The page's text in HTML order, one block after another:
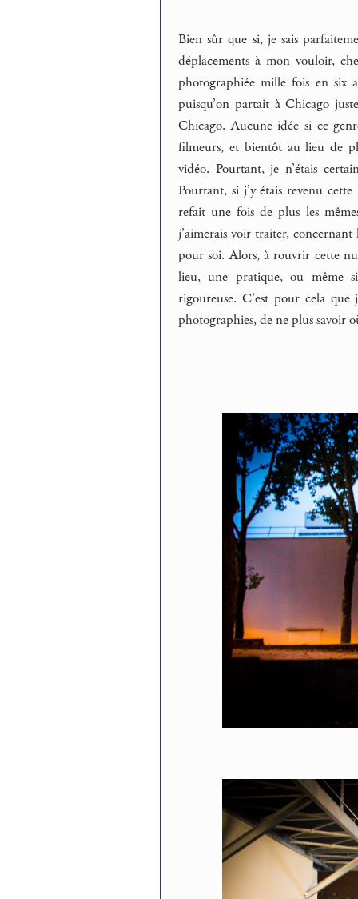
Bien sûr que si, je sais
déplacements à mon vouloir,
photographiée mille fois en six
puisqu’on partait à Chicago
Chicago. Aucune idée si ce
filmeurs, et bientôt au lieu de
vidéo. Pourtant, je n’étais
Pourtant, si j’y étais revenu
refait une fois de plus les
j’aimerais voir traiter,
pour soi. Alors, à rouvrir cette
lieu, une pratique, ou même
rigoureuse. C’est pour cela
photographies, de ne plus savoir